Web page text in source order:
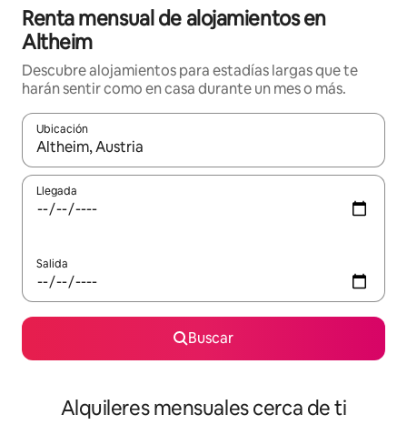
Renta mensual de alojamientos en
Altheim
Descubre alojamientos para estadías largas que te
harán sentir como en casa durante un mes o más.
Ubicación
Cuando los resultados estén disponibles, navega con las
Llegada
Salida
Buscar
Alquileres mensuales cerca de ti